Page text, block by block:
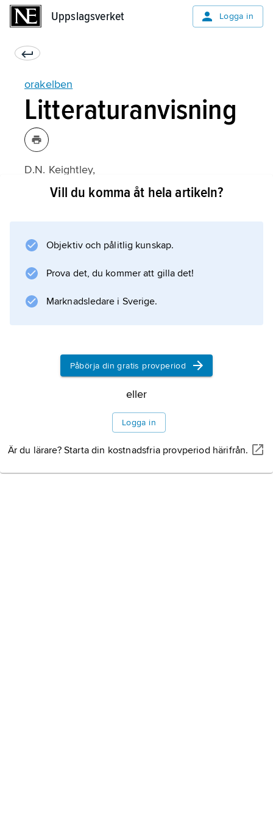
Uppslagsverket Logga in
orakelben
Litteraturanvisning
D.N. Keightley,
Sources of Shang History: The Oracle-Bone
Information om artikeln
Vill du komma åt hela artikeln?
Objektiv och pålitlig kunskap.
Prova det, du kommer att gilla det!
Marknadsledare i Sverige.
Påbörja din gratis provperiod
eller
Logga in
Är du lärare? Starta din kostnadsfria provperiod härifrån.